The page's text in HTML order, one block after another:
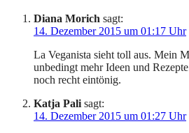
Diana Morich sagt:
14. Dezember 2015 um 01:17 Uhr
La Veganista sieht toll aus. Mein
unbedingt mehr Ideen und
noch recht eintönig.
Katja Pali sagt:
14. Dezember 2015 um 01:27 Uhr